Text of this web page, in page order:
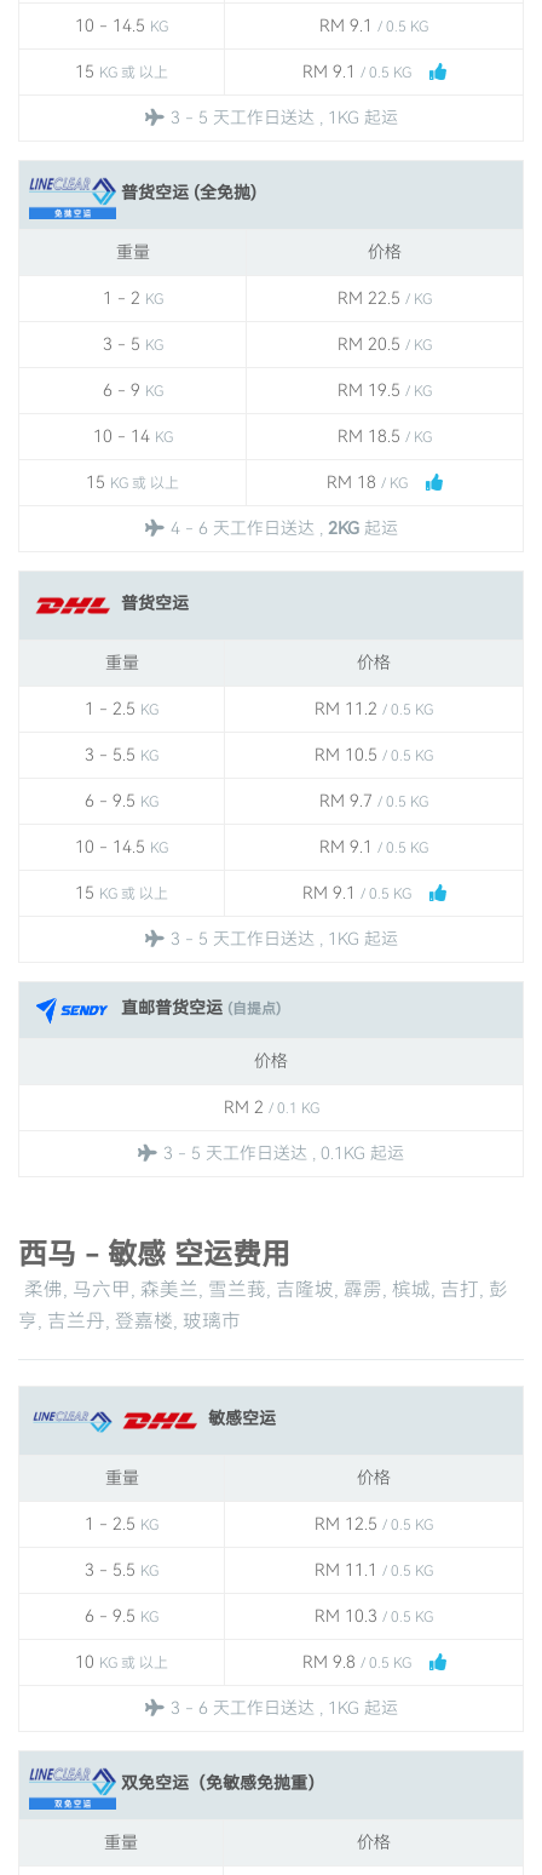
10 - 14.5 KG RM 9.1 / 0.5 KG
15 KG 或 以上 RM 9.1 / 0.5 KG
3 - 5 天工作日送达 , 1KG 起运
普货空运 (全免抛)
重量 价格
1 - 2 KG RM 22.5 / KG
3 - 5 KG RM 20.5 / KG
6 - 9 KG RM 19.5 / KG
10 - 14 KG RM 18.5 / KG
15 KG 或 以上 RM 18 / KG
4 - 6 天工作日送达 , 2KG起运
普货空运
重量 价格
1 - 2.5 KG RM 11.2 / 0.5 KG
3 - 5.5 KG RM 10.5 / 0.5 KG
6 - 9.5 KG RM 9.7 / 0.5 KG
10 - 14.5 KG RM 9.1 / 0.5 KG
15 KG 或 以上 RM 9.1 / 0.5 KG
3 - 5 天工作日送达 , 1KG 起运
直邮普货空运 (自提点)
价格
RM 2 / 0.1 KG
3 - 5 天工作日送达 , 0.1KG 起运
西马 - 敏感 空运费用
柔佛, 马六甲, 森美兰, 雪兰莪, 吉隆坡, 霹雳, 槟城, 吉打, 彭
亨, 吉兰丹, 登嘉楼, 玻璃市
敏感空运
重量 价格
1 - 2.5 KG RM 12.5 / 0.5 KG
3 - 5.5 KG RM 11.1 / 0.5 KG
6 - 9.5 KG RM 10.3 / 0.5 KG
10 KG 或 以上 RM 9.8 / 0.5 KG
3 - 6 天工作日送达 , 1KG 起运
双免空运（免敏感免抛重）
重量 价格